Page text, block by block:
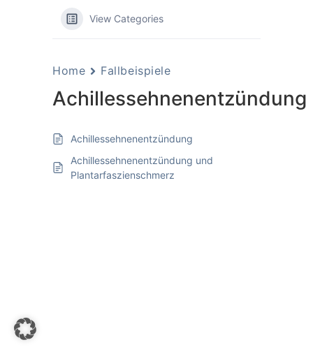
View Categories
Home Fallbeispiele
Achillessehnenentzündung
Achillessehnenentzündung
Achillessehnenentzündung und
Plantarfaszienschmerz